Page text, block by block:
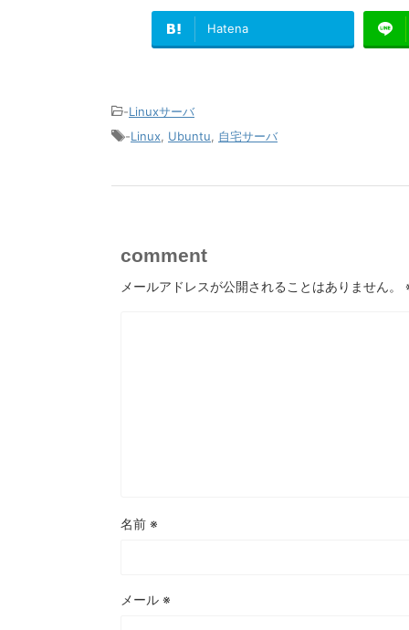
Hatena
-Linuxサーバ
-Linux Ubuntu 自宅サーバ
comment
メールアドレスが公開されることはありません。
名前 ※
メール ※